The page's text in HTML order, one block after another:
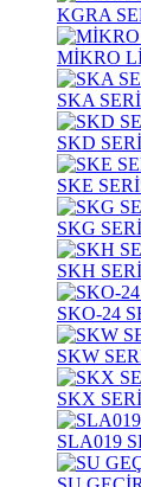
KGRA
MİKRO
SKA
SKD
SKE
SKG
SKH
SKO-24
SKW
SKX
SLA019